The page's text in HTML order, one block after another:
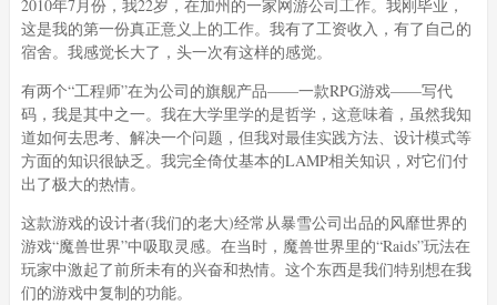
2010年7月份，我22岁，在加州的一家网游公司工作。我刚毕业，
这是我的第一份真正意义上的工作。我有了工资收入，有了自己的
宿舍。我感觉长大了，头一次有这样的感觉。
有两个“工程师”在为公司的旗舰产品——一款RPG游戏——写代
码，我是其中之一。我在大学里学的是哲学，这意味着，虽然我知
道如何去思考、解决一个问题，但我对最佳实践方法、设计模式等
方面的知识很缺乏。我完全倚仗基本的LAMP相关知识，对它们付
出了极大的热情。
这款游戏的设计者(我们的老大)经常从暴雪公司出品的风靡世界的
游戏“魔兽世界”中吸取灵感。在当时，魔兽世界里的“Raids”玩法在
玩家中激起了前所未有的兴奋和热情。这个东西是我们特别想在我
们的游戏中复制的功能。